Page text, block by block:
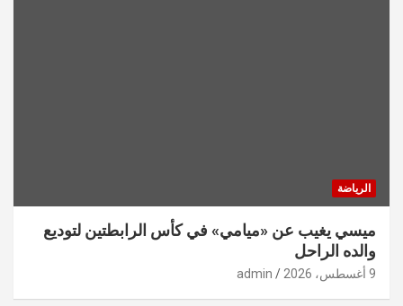
الرياضة
ميسي يغيب عن «ميامي» في كأس الرابطتين لتوديع
والده الراحل
9 أغسطس، 2026 admin